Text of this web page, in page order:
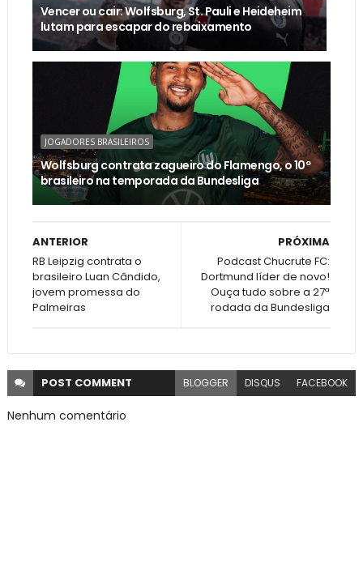
Vencer ou cair: Wolfsburg, St. Pauli e Heideheim
lutam para escapar do rebaixamento
JOGADORES BRASILEIROS
Wolfsburg contrata zagueiro do Flamengo, o 10º
brasileiro na temporada da Bundesliga
PRÓXIMA
Podcast Chucrute FC:
Dortmund líder de novo!
Ouça tudo sobre a 27ª
rodada da Bundesliga
ANTERIOR
RB Leipzig contrata o
brasileiro Luan Cândido,
jovem promessa do
Palmeiras
POST COMMENT BLOGGER DISQUS FACEBOOK
Nenhum comentário